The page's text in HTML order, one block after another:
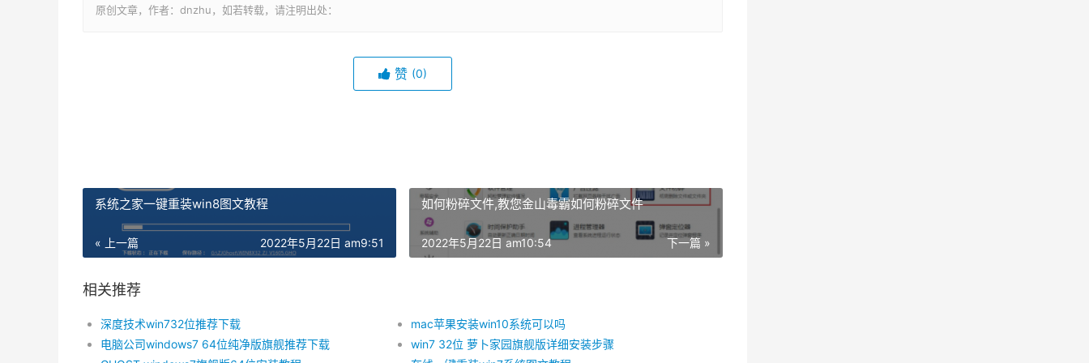
原创文章，作者：dnzhu，如若转载，请注明出处：
赞 (0)
系统之家一键重装win8图文教程
« 上一篇 2022年5月22日 am9:51
如何粉碎文件,教您金山毒霸如何粉碎文件
下一篇 »
2022年5月22日 am10:54
相关推荐
深度技术win732位推荐下载
mac苹果安装win10系统可以吗
电脑公司windows7 64位纯净版旗舰推荐下载
win7 32位 萝卜家园旗舰版详细安装步骤